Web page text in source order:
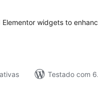
widgets to
Testado com